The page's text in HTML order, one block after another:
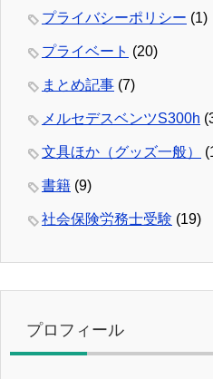
プライバシーポリシー (1)
プライベート (20)
まとめ記事 (7)
メルセデスベンツS300h
文具ほか（グッズ一般）
書籍 (9)
社会保険労務士受験 (19)
プロフィール